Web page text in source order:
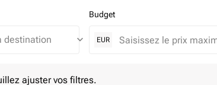
keyboard_arrow_down
Budget
EUR
ajuster vos filtres.